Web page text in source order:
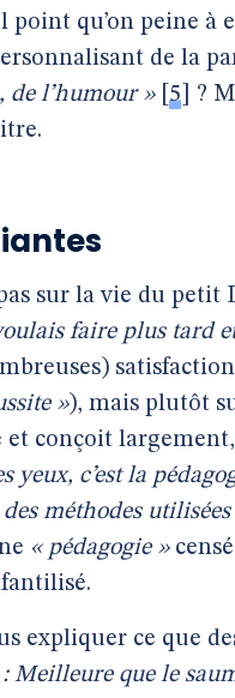
point qu’on peine
de la
de l’humour »[ 5
?
sur la vie du petit
faire plus tard
»), mais plutôt
conçoit
yeux, c’est la
des méthodes
« pédagogie »
expliquer ce que
Meilleure que le